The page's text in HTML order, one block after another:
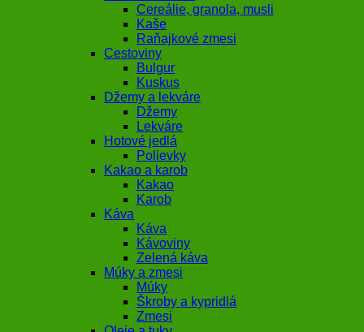
Cereálie, granola, musli
Kaše
Raňajkové zmesi
Cestoviny
Bulgur
Kuskus
Džemy a lekváre
Džemy
Lekváre
Hotové jedlá
Polievky
Kakao a karob
Kakao
Karob
Káva
Káva
Kávoviny
Zelená káva
Múky a zmesi
Múky
Škroby a kypridlá
Zmesi